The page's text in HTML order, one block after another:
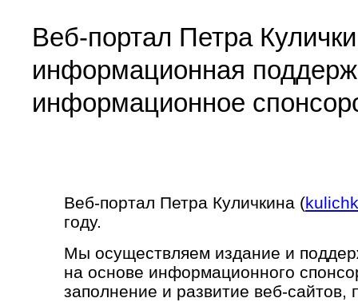
Веб-портал Петра
информационная
информационное
Веб-портал Петра Куличкина (
году.
Мы осуществляем издание и
на основе информационного
заполнение и развитие веб-сайтов,